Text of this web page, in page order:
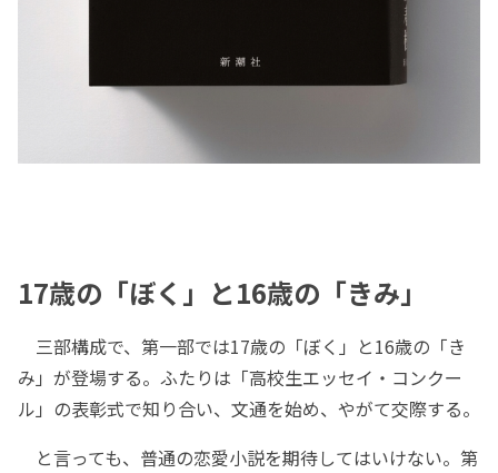
17歳の「ぼく」と16歳の「きみ」
三部構成で、第一部では17歳の「ぼく」と16歳の「き
み」が登場する。ふたりは「高校生エッセイ・コンクー
ル」の表彰式で知り合い、文通を始め、やがて交際する。
と言っても、普通の恋愛小説を期待してはいけない。第